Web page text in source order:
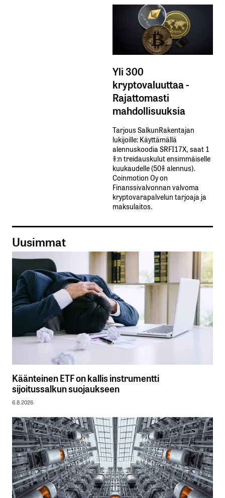
Yli 300
kryptovaluuttaa -
Rajattomasti
mahdollisuuksia
Tarjous SalkunRakentajan
lukijoille: Käyttämällä​ ​
alennuskoodia​ ​SRFI17X,​ ​saat​ ​1
%:n treidauskulut​ ​ensimmäiselle​ ​
kuukaudelle​ ​(50%​ ​alennus).
Coinmotion Oy on
Finanssivalvonnan valvoma
kryptovarapalvelun tarjoaja ja
maksulaitos.
Uusimmat
Käänteinen ETF on kallis instrumentti
sijoitussalkun suojaukseen
6.8.2026